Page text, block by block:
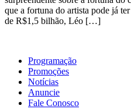
que a fortuna do artista pode já
de R$1,5 bilhão, Léo […]
Programação
Promoções
Notícias
Anuncie
Fale Conosco